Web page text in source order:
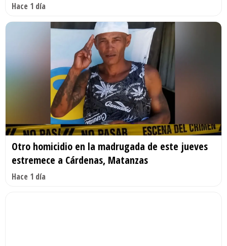
Hace 1 día
Otro homicidio en la madrugada de este jueves
estremece a Cárdenas, Matanzas
Hace 1 día